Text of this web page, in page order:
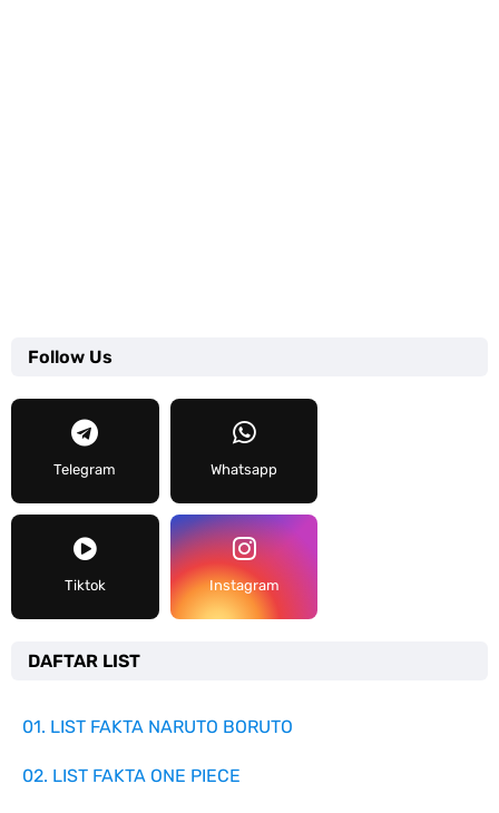
Follow Us
Telegram Whatsapp
Tiktok Instagram
DAFTAR LIST
01. LIST FAKTA NARUTO BORUTO
02. LIST FAKTA ONE PIECE